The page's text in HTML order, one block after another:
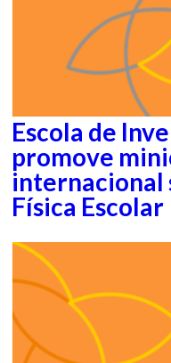
Escola de
promove
internacional
Física Escolar